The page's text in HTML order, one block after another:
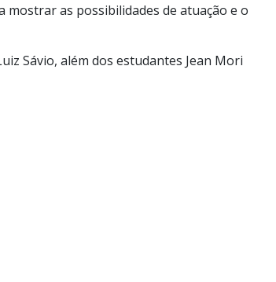
mostrar as possibilidades de atuação e o
Sávio, além dos estudantes Jean Mori